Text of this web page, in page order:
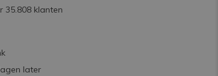
35.808 klanten
later